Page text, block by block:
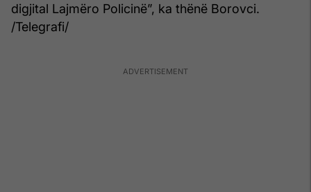
digjital Lajmëro Policinë”, ka thënë Borovci.
/Telegrafi/